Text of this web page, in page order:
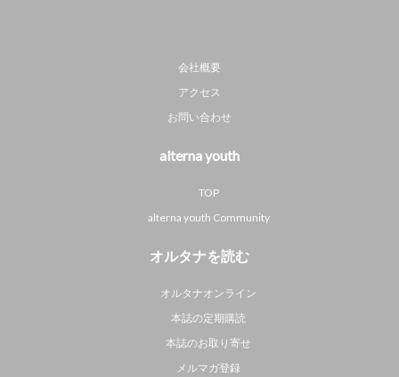
会社概要
アクセス
お問い合わせ
alterna youth
TOP
alterna youth Community
オルタナを読む
オルタナオンライン
本誌の定期購読
本誌のお取り寄せ
メルマガ登録